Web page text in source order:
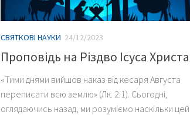
СВЯТКОВІ НАУКИ 24/12/2023
Проповідь на Різдво Ісуса Христа
«Тими днями вийшов наказ від кесаря Августа
переписати всю землю» (Лк. 2:1). Сьогодні,
оглядаючись назад, ми розуміємо наскільки цей